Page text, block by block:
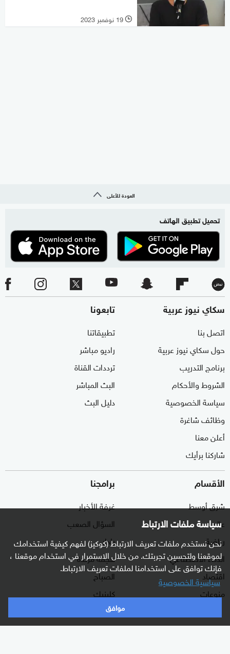
سياسة ملفات الارتباط
نحن نستخدم ملفات تعريف الارتباط (كوكيز) لفهم كيفية استخدامك
لموقعنا ولتحسين تجربتك. من خلال الاستمرار في استخدام موقعنا ،
فإنك توافق على استخدامنا لملفات تعريف الارتباط.
سياسية الخصوصية
موافق
l 19 نوفمبر 2023
العودة للأعلى
تحميل تطبيق الهاتف
سكاي نيوز عربية
اتصل بنا
حول سكاي نيوز عربية
برنامج التدريب
الشروط والأحكام
سياسة الخصوصية
وظائف شاغرة
أعلن معنا
شاركنا برأيك
تابعونا
تطبيقاتنا
راديو مباشر
ترددات القناة
البث المباشر
دليل البث
الأقسام
شرق أوسط
عالم
رياضة
الذكاء الاصطناعي
اقتصاد
منوعات
برامجنا
غرفة الأخبار
السؤال الصعب
رادار
هجمة مرتدة
الصباح
كلينيك
وثائقيات